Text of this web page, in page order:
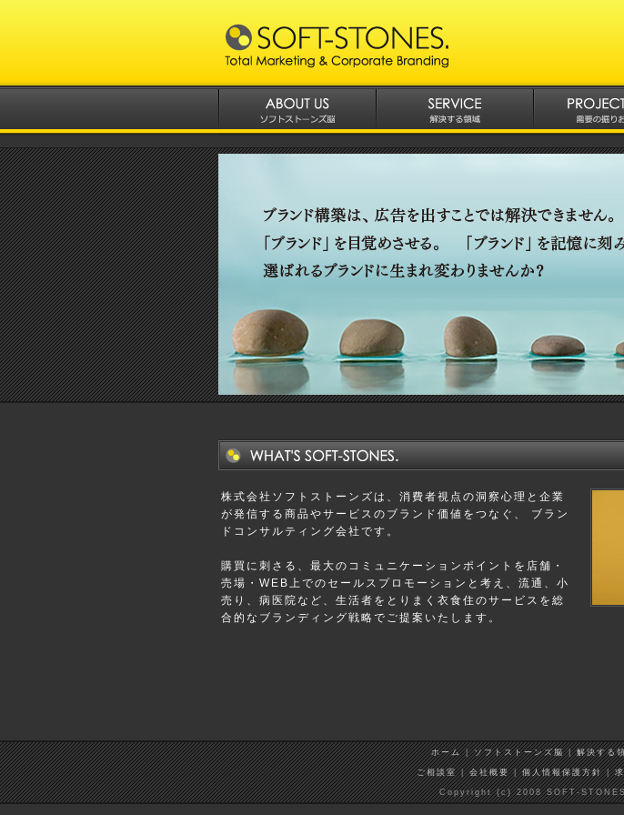
株式会社ソフトストーンズは、消費者視点の洞察心理と企業
が発信する商品やサービスのブランド価値をつなぐ、 ブラン
ドコンサルティング会社です。
購買に刺さる、最大のコミュニケーションポイントを店舗・
売場・WEB上でのセールスプロモーションと考え、流通、小
売り、病医院など、生活者をとりまく衣食住のサービスを総
合的なブランディング戦略でご提案いたします。
ホーム|ソフトストーンズ脳|解決する
ご相談室|会社概要|個人情報保護方針|
Copyright (c) 2008 SOFT-